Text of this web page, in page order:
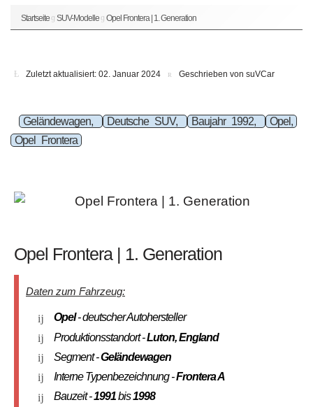
Startseite SUV-Modelle Opel Frontera | 1. Generation
Zuletzt aktualisiert: 02. Januar 2024 Geschrieben von suVCar
Geländewagen, Deutsche SUV, Baujahr 1992,
Opel,
Opel Frontera
Opel Frontera | 1. Generation
Daten zum Fahrzeug:
Opel- deutscher Autohersteller
Produktionsstandort -Luton, England
Segment -Geländewagen
Interne Typenbezeichnung -Frontera A
Bauzeit -1991bis1998